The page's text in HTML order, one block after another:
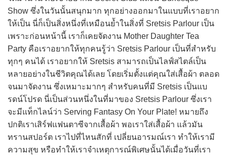
Show ซึ่งในวันนั้นสนุกมาก ทุกอย่างออกมาในแบบที่เราอยาก
ให้เป็น นี่ก็เป็นสิ่งหนึ่งที่เหมือนย้ำในสิ่งที่ Sretsis Parlour เป็น
เพราะก่อนหน้านี้ เราก็เคยจัดงาน Mother Daughter Tea
Party คือเราอยากให้ทุกคนรู้ว่า Sretsis Parlour เป็นที่สำหรับ
ทุกๆ คนได้ เราอยากให้ Sretsis สามารถเป็นไลฟ์สไตล์เป็น
หลายอย่างในชีวิตคุณได้เลย โดยเริ่มตั้งแต่คุณใส่เสื้อผ้า ตลอด
จนมาจัดงาน ซึ่งเหมาะมากๆ สำหรับคนที่มี Sretsis เป็นแบ
รดน์โปรด นี่เป็นส่วนหนึ่งในที่มาของ Sretsis Parlour ซึ่งเรา
จะมีแท็กไลน์ว่า Serving Fantasy On Your Plate! หมายถึง
ปกติเราเสิร์ฟแฟนตาซีจากเสื้อผ้า พอเราใส่เสื้อผ้า แล้วมัน
ทรานสปอร์ต เราไปที่ไหนสักที่ เปลี่ยนอารมณ์เรา ทำให้เรามี
ความสุข หรือทำให้เราจำเหตุการณ์พิเศษนั้นได้เมื่อวันที่เรา